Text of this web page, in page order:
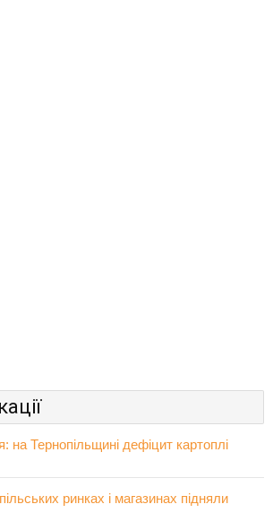
на Тернопільщині дефіцит картоплі
ринках і магазинах підняли